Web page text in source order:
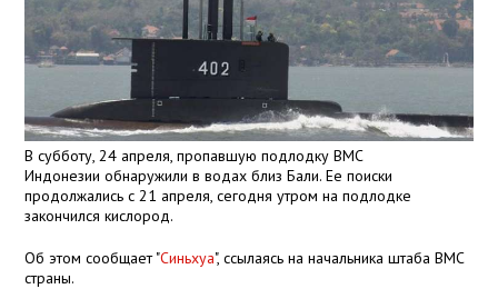
В субботу, 24 апреля, пропавшую подлодку ВМС
Индонезии обнаружили в водах близ Бали. Ее поиски
продолжались с 21 апреля, сегодня утром на подлодке
закончился кислород.
Об этом сообщает "Синьхуа", ссылаясь на начальника штаба ВМС
страны.